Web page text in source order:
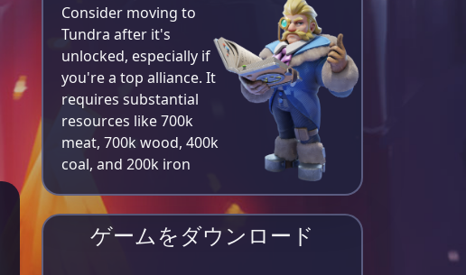
Consider moving to
Tundra after it's
unlocked, especially if
you're a top alliance. It
requires substantial
resources like 700k
meat, 700k wood, 400k
coal, and 200k iron​
ゲームをダウンロード